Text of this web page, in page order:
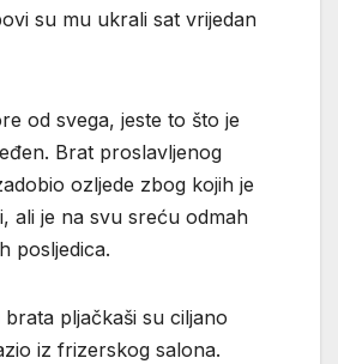
su mu ukrali sat vrijedan
od svega, jeste to što je
Brat proslavljenog
ozljede zbog kojih je
ali je na svu sreću odmah
posljedica.
pljačkaši su ciljano
iz frizerskog salona.